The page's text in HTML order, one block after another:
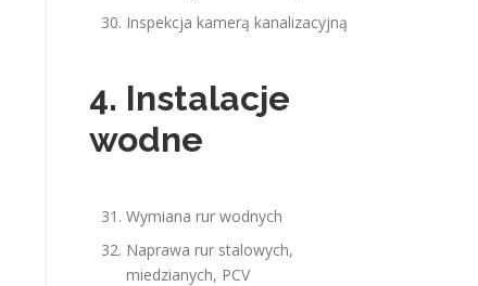
Inspekcja kamerą kanalizacyjną
4. Instalacje
wodne
Wymiana rur wodnych
Naprawa rur stalowych,
miedzianych, PCV